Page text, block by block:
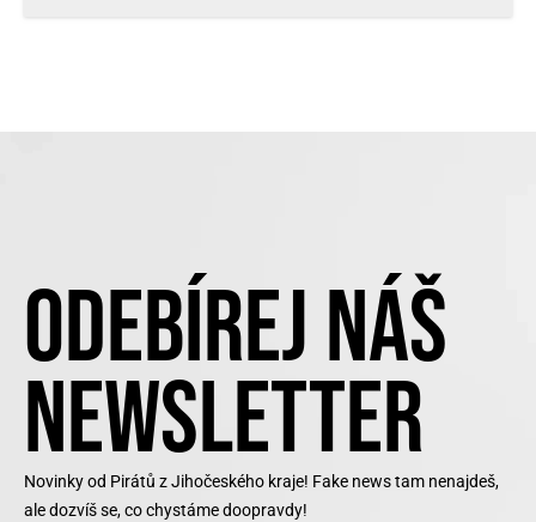
ODEBÍREJ NÁŠ
NEWSLETTER
Novinky od Pirátů z Jihočeského kraje! Fake news tam nenajdeš,
ale dozvíš se, co chystáme doopravdy!